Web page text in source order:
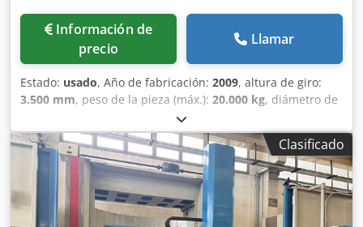
Información de
precio
Llamar
Estado: usado, Año de fabricación: 2009, altura de giro:
3.500 mm, peso de la pieza (máx.): 20.000 kg, diámetro de
, diámetro de la placa frontal:
diámetro de la pieza (máx.):3.300 mm, TORNO VERTICAL
SCHIESS CNC FAGOR 8070 (EJE C + HERRAMIENTA
MOTORIZADA) Dcedpfx Asxh Hmkjiqek CARACTERÍSTICAS
TÉCNICAS Marca: Schiess Modelo: TVMF 320-3000 Año:
2009 Ø Max torneable: 3400 mm Altura max torneable:
2580 mm Capacidad de carga: 20 Tn Eje C (0.001 deg) CNC:
Clasificado